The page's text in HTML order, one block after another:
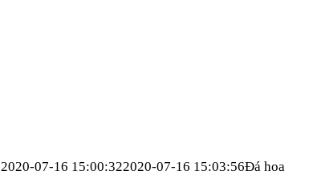
2020-07-16 15:00:322020-07-16 15:03:56Đá hoa